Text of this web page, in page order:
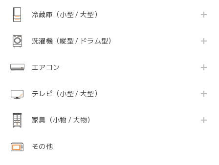
冷蔵庫（小型 / 大型）
洗濯機（縦型 / ドラム型）
エアコン
テレビ（小型 / 大型）
家具（小物 / 大物）
その他